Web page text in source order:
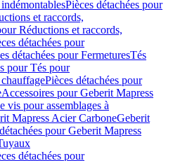
Pièces détachées pour
et raccords,
Réductions et raccords,
détachées pour
détachées pour FermeturesTés
pour Tés pour
Pièces détachées pour
Accessoires pour Geberit Mapress
vis pour assemblages à
Mapress Acier CarboneGeberit
pour Geberit Mapress
détachées pour